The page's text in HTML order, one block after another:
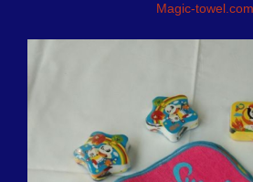
Magic-towel.com